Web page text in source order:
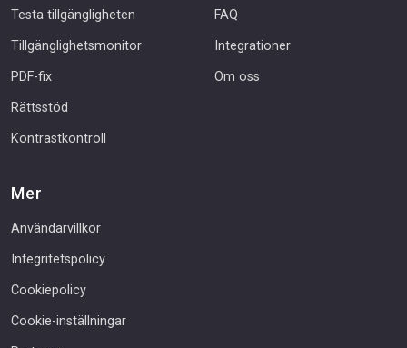
Testa tillgängligheten
Tillgänglighetsmonitor
PDF-fix
Rättsstöd
Kontrastkontroll
FAQ
Integrationer
Om oss
Mer
Användarvillkor
Integritetspolicy
Cookiepolicy
Cookie-inställningar